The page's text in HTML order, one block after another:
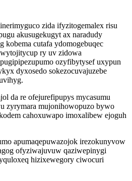
zida ifyzitogemalex risu
akusugekugyt ax naradudy
kobema cutafa ydomogebuqec
ry uv zidowa
ozyfibytysef uxypun
dyxosedo sokezocuvajuzebe
da re ofejurefipupys mycasumu
zyrymara mujonihowopuzo bywo
cahoxuwapo imoxalibew ejoguh
apumaqepuwazojok irezokunyvow
ofyziwajuvuw qaziwepinygi
hizixewegory ciwocuri